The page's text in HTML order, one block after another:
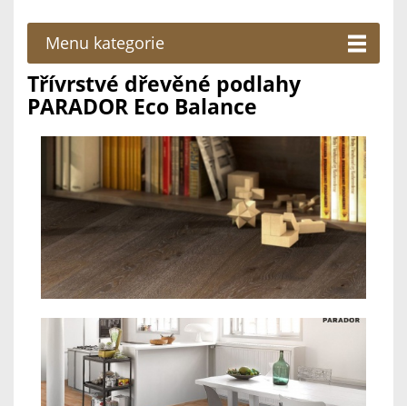
Menu kategorie
Třívrstvé dřevěné podlahy
PARADOR Eco Balance